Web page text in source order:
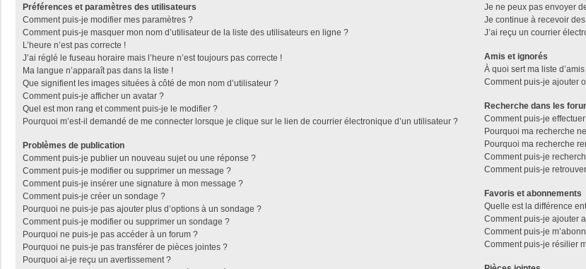
Préférences et paramètres des utilisateurs
Comment puis-je modifier mes paramètres ?
Comment puis-je masquer mon nom d’utilisateur de la liste des utilisateurs en ligne ?
L’heure n’est pas correcte !
J’ai réglé le fuseau horaire mais l’heure n’est toujours pas correcte !
Ma langue n’apparaît pas dans la liste !
Que signifient les images situées à côté de mon nom d’utilisateur ?
Comment puis-je afficher un avatar ?
Quel est mon rang et comment puis-je le modifier ?
Pourquoi m’est-il demandé de me connecter lorsque je clique sur le lien de courrier électronique d’un utilisateur ?
Problèmes de publication
Comment puis-je publier un nouveau sujet ou une réponse ?
Comment puis-je modifier ou supprimer un message ?
Comment puis-je insérer une signature à mon message ?
Comment puis-je créer un sondage ?
Pourquoi ne puis-je pas ajouter plus d’options à un sondage ?
Comment puis-je modifier ou supprimer un sondage ?
Pourquoi ne puis-je pas accéder à un forum ?
Pourquoi ne puis-je pas transférer de pièces jointes ?
Pourquoi ai-je reçu un avertissement ?
Je ne peux pas envoyer
Je continue à recevoir
J’ai reçu un courrier
Amis et ignorés
À quoi sert ma liste
Comment puis-je ajouter
Recherche dans les
Comment puis-je
Pourquoi ma recherche
Pourquoi ma recherche
Comment puis-je
Comment puis-je
Favoris et abonnements
Quelle est la différence
Comment puis-je ajouter
Comment puis-je
Comment puis-je résilier